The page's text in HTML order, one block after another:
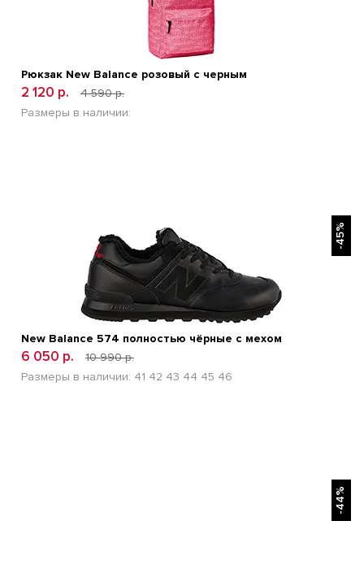
Рюкзак New Balance розовый с черным
2 120 р.
4 590 р.
Размеры в наличии:
-45%
New Balance 574 полностью чёрные с мехом
6 050 р.
10 990 р.
Размеры в наличии: 41 42 43 44 45 46
-44%